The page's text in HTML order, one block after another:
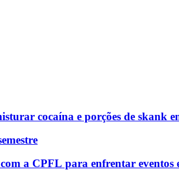
cocaína e porções de skank
a CPFL para enfrentar